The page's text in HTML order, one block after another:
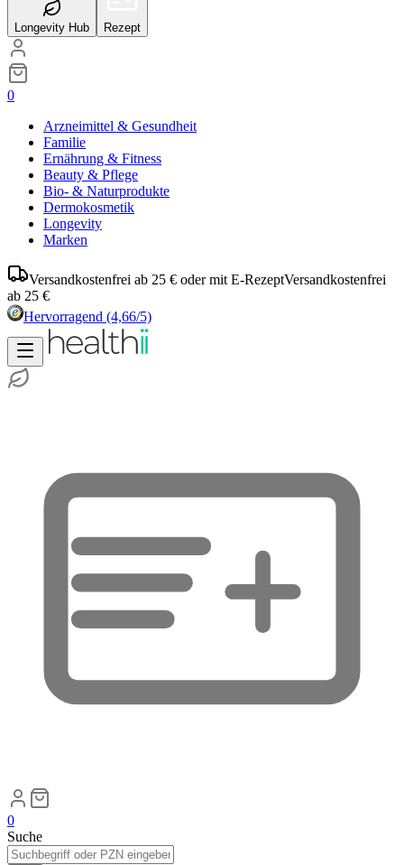
Longevity Hub Rezept
0
Arzneimittel & Gesundheit
Familie
Ernährung & Fitness
Beauty & Pflege
Bio- & Naturprodukte
Dermokosmetik
Longevity
Marken
Versandkostenfrei ab 25 € oder mit E-RezeptVersandkostenfrei
ab 25 €
Hervorragend (4,66/5)
0
Suche